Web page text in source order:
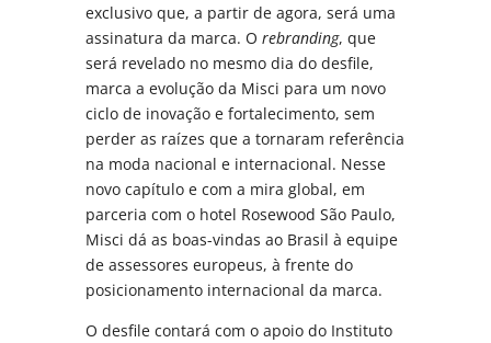
exclusivo que, a partir de agora, será uma
assinatura da marca. Orebranding, que
será revelado no mesmo dia do desfile,
marca a evolução da Misci para um novo
ciclo de inovação e fortalecimento, sem
perder as raízes que a tornaram referência
na moda nacional e internacional. Nesse
novo capítulo e com a mira global, em
parceria com o hotel Rosewood São Paulo,
Misci dá as boas-vindas ao Brasil à equipe
de assessores europeus, à frente do
posicionamento internacional da marca.
O desfile contará com o apoio do Instituto